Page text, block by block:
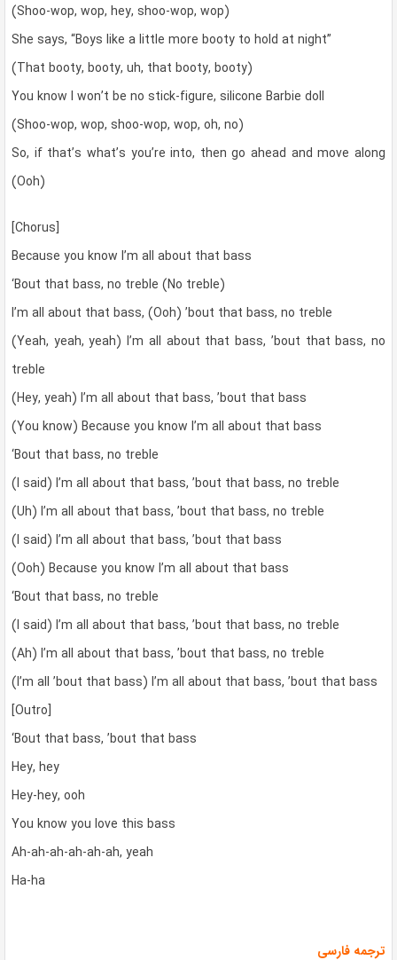
(Shoo-wop, wop, hey, shoo-wop, wop)
She says, “Boys like a little more booty to hold at night”
(That booty, booty, uh, that booty, booty)
You know I won’t be no stick-figure, silicone Barbie doll
(Shoo-wop, wop, shoo-wop, wop, oh, no)
So, if that’s what’s you’re into, then go ahead and move along
(Ooh)
[Chorus]
Because you know I’m all about that bass
‘Bout that bass, no treble (No treble)
I’m all about that bass, (Ooh) ’bout that bass, no treble
(Yeah, yeah, yeah) I’m all about that bass, ’bout that bass, no
treble
(Hey, yeah) I’m all about that bass, ’bout that bass
(You know) Because you know I’m all about that bass
‘Bout that bass, no treble
(I said) I’m all about that bass, ’bout that bass, no treble
(Uh) I’m all about that bass, ’bout that bass, no treble
(I said) I’m all about that bass, ’bout that bass
(Ooh) Because you know I’m all about that bass
‘Bout that bass, no treble
(I said) I’m all about that bass, ’bout that bass, no treble
(Ah) I’m all about that bass, ’bout that bass, no treble
(I’m all ’bout that bass) I’m all about that bass, ’bout that bass
[Outro]
‘Bout that bass, ’bout that bass
Hey, hey
Hey-hey, ooh
You know you love this bass
Ah-ah-ah-ah-ah-ah, yeah
Ha-ha
ترجمه فارسی